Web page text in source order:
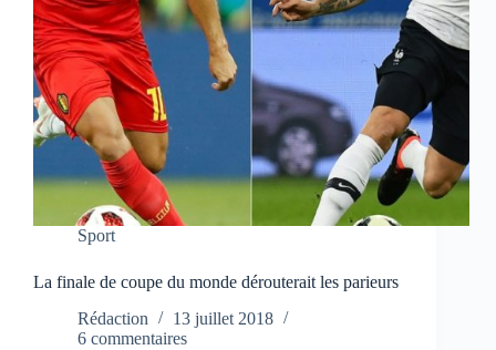
Sport
La finale de coupe du monde dérouterait les parieurs
Rédaction
13 juillet 2018
6 commentaires